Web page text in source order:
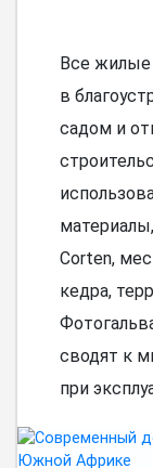
Все
в
садом и
Corten,
кедра,
сводят к
при